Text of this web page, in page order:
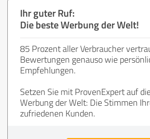
Ihr guter Ruf:
Die beste Werbung der Welt!
85 Prozent aller Verbraucher
Bewertungen genauso wie
Empfehlungen.
Setzen Sie mit ProvenExpert auf
Werbung der Welt: Die Stimmen
zufriedenen Kunden.